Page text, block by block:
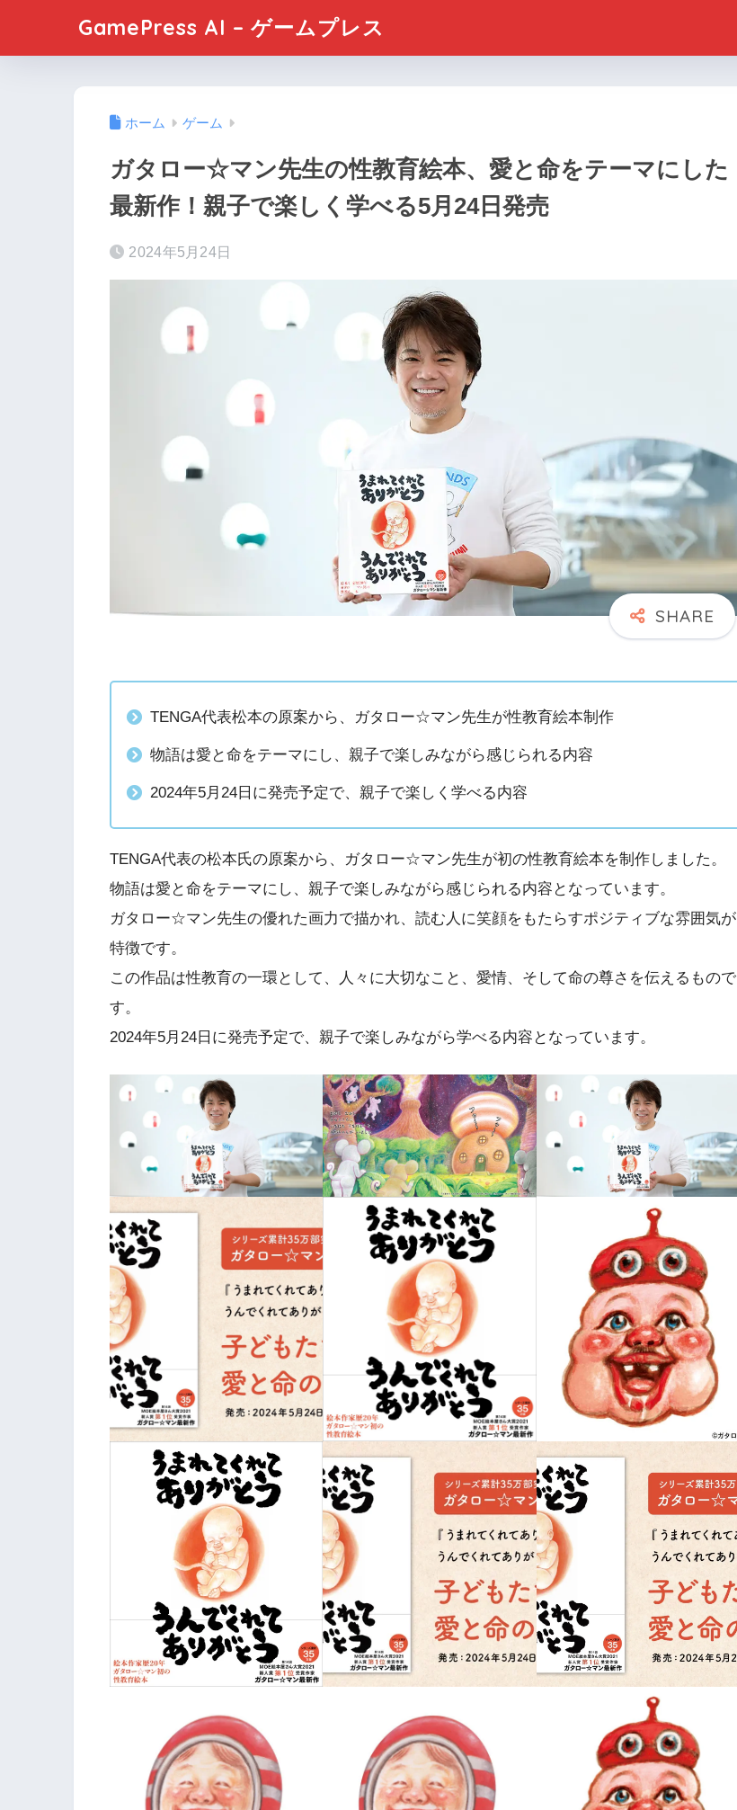
GamePress AI – ゲームプレス
ホーム ゲーム
ガタロー☆マン先生の性教育絵本、愛と命をテーマにした
最新作！親子で楽しく学べる5月24日発売
2024年5月24日
TENGA代表松本の原案から、ガタロー☆マン先生が性教育絵本制作
物語は愛と命をテーマにし、親子で楽しみながら感じられる内容
2024年5月24日に発売予定で、親子で楽しく学べる内容
TENGA代表の松本氏の原案から、ガタロー☆マン先生が初の性教育絵本を制作しました。
物語は愛と命をテーマにし、親子で楽しみながら感じられる内容となっています。
ガタロー☆マン先生の優れた画力で描かれ、読む人に笑顔をもたらすポジティブな雰囲気が
特徴です。
この作品は性教育の一環として、人々に大切なこと、愛情、そして命の尊さを伝えるもので
す。
2024年5月24日に発売予定で、親子で楽しみながら学べる内容となっています。